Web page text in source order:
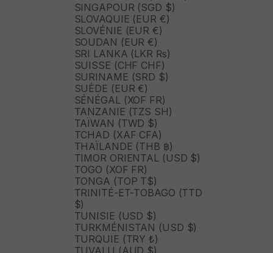
SINGAPOUR (SGD $)
SLOVAQUIE (EUR €)
SLOVÉNIE (EUR €)
SOUDAN (EUR €)
SRI LANKA (LKR ₨)
SUISSE (CHF CHF)
SURINAME (SRD $)
SUÈDE (EUR €)
SÉNÉGAL (XOF FR)
TANZANIE (TZS SH)
TAÏWAN (TWD $)
TCHAD (XAF CFA)
THAÏLANDE (THB ฿)
TIMOR ORIENTAL (USD $)
TOGO (XOF FR)
TONGA (TOP T$)
TRINITÉ-ET-TOBAGO (TTD
$)
TUNISIE (USD $)
TURKMÉNISTAN (USD $)
TURQUIE (TRY ₺)